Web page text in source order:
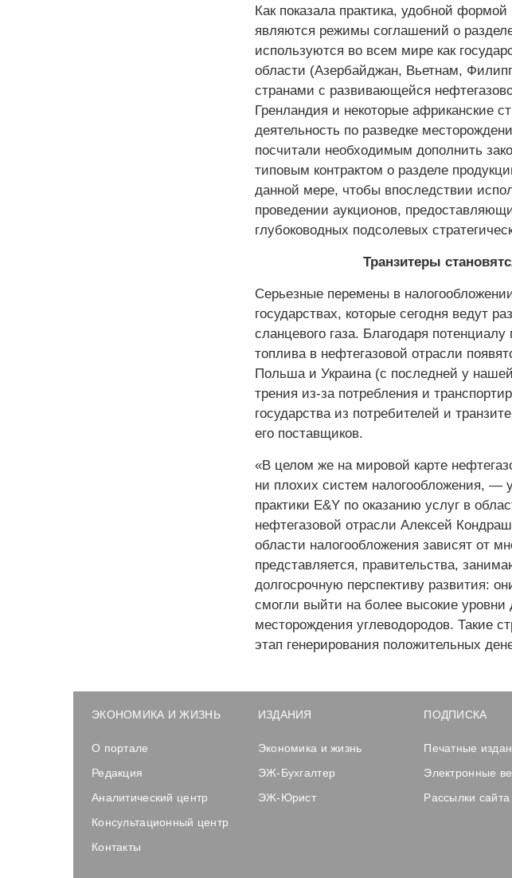
Как показала практика, удобной формой
являются режимы соглашений о
используются во всем мире как
области (Азербайджан, Вьетнам,
странами с развивающейся
Гренландия и некоторые африканские
деятельность по разведке
посчитали необходимым дополнить
типовым контрактом о разделе
данной мере, чтобы впоследствии
проведении аукционов,
глубоководных подсолевых
Транзитеры
Серьезные перемены в
государствах, которые сегодня ведут
сланцевого газа. Благодаря
топлива в нефтегазовой отрасли
Польша и Украина (с последней у
трения из-за потребления и
государства из потребителей и
его поставщиков.
«В целом же на мировой карте
ни плохих систем налогообложения, —
практики E&Y по оказанию услуг в
нефтегазовой отрасли Алексей
области налогообложения зависят от
представляется, правительства,
долгосрочную перспективу развития:
смогли выйти на более высокие
месторождения углеводородов. Такие
этап генерирования положительных
ЭКОНОМИКА И ЖИЗНЬ
О портале
Редакция
Аналитический центр
Консультационный центр
Контакты
ИЗДАНИЯ
Экономика и жизнь
ЭЖ-Бухгалтер
ЭЖ-Юрист
ПОДПИСКА
Печатные
Электронные
Рассылки сайта